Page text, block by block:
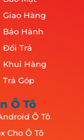
Giao Hàng
Bảo Hành
Đổi Trả
Khui Hàng
Trả Góp
Ô Tô
Ô Tô
Cho Ô Tô